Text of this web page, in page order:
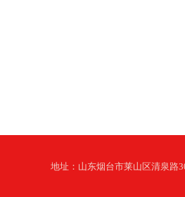
地址：山东烟台市莱山区清泉路